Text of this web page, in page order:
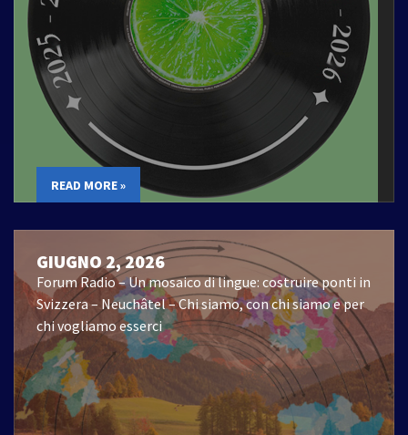
READ MORE »
GIUGNO 2, 2026
Forum Radio – Un mosaico di lingue: costruire ponti in
Svizzera – Neuchâtel – Chi siamo, con chi siamo e per
chi vogliamo esserci